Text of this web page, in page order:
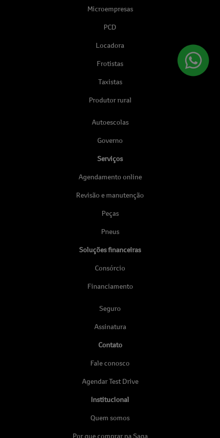
Microempresas
PCD
Locadora
Frotistas
Taxistas
Produtor rural
Autoescolas
Governo
Serviços
Agendamento online
Revisão e manutenção
Peças
Pneus
Soluções financeiras
Consórcio
Financiamento
Seguro
Assinatura
Contato
Fale conosco
Agendar Test Drive
Institucional
Quem somos
Por que comprar na Saga